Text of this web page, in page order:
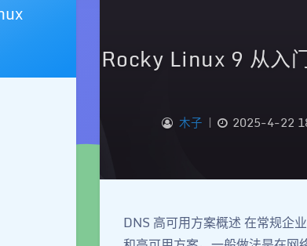
Rocky Linux 9 从入
木子 | 2025-4-22
DNS 高可用方案概述 在常规企